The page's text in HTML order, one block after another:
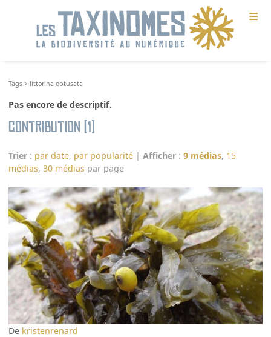
≡
Tags > littorina obtusata
Pas encore de descriptif.
Contribution (1)
Trier : par date, par popularité |Afficher :9 médias, 15
médias,30 médias par page
De kristenrenard